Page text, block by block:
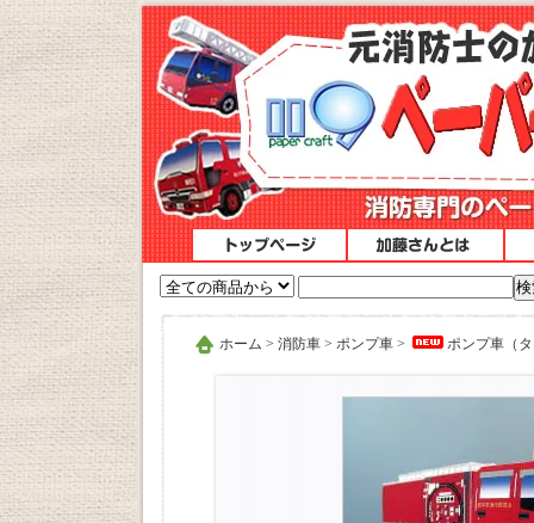
ホーム > 消防車 > ポンプ車 > ポンプ車（